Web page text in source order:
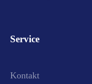
Service
Kontakt